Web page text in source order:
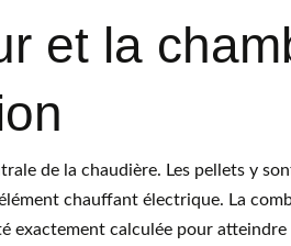
et la
de la chaudière. Les pellets y
chauffant électrique. La
exactement calculée pour